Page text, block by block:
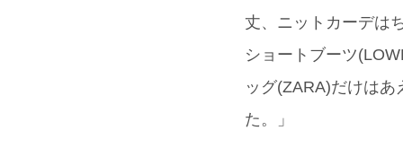
丈、ニットカーデは
ショートブーツ
ッグ(ZARA)だけは
た。」